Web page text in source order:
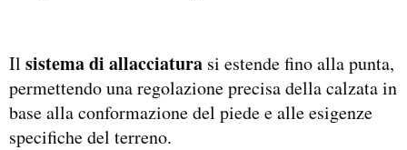
Il sistema di allacciatura si estende fino alla punta,
permettendo una regolazione precisa della calzata in
base alla conformazione del piede e alle esigenze
specifiche del terreno.